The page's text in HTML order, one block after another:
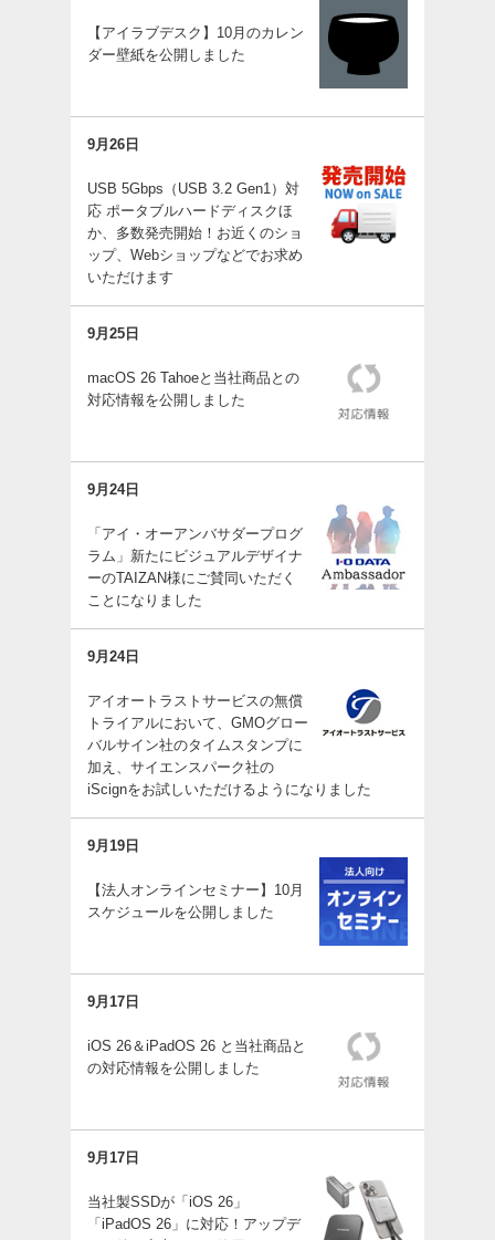
【アイラブデスク】10月のカレン
ダー壁紙を公開しました
9月26日
USB 5Gbps（USB 3.2 Gen1）対
応 ポータブルハードディスクほ
か、多数発売開始！お近くのショ
ップ、Webショップなどでお求め
いただけます
9月25日
macOS 26 Tahoeと当社商品との
対応情報を公開しました
9月24日
「アイ・オーアンバサダープログ
ラム」新たにビジュアルデザイナ
ーのTAIZAN様にご賛同いただく
ことになりました
9月24日
アイオートラストサービスの無償
トライアルにおいて、GMOグロー
バルサイン社のタイムスタンプに
加え、サイエンスパーク社の
iScignをお試しいただけるようになりました
9月19日
【法人オンラインセミナー】10月
スケジュールを公開しました
9月17日
iOS 26＆iPadOS 26 と当社商品と
の対応情報を公開しました
9月17日
当社製SSDが「iOS 26」
「iPadOS 26」に対応！アップデ